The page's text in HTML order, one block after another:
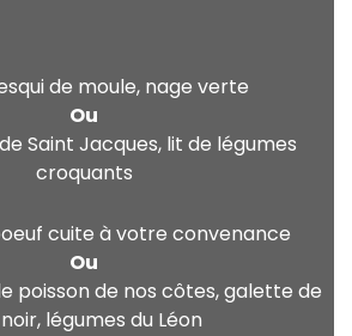
de moule, nage verte
Ou
Saint Jacques, lit de légumes
croquants
cuite à votre convenance
Ou
poisson de nos côtes, galette de
légumes du Léon